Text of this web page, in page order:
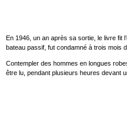
En 1946, un an après sa sortie, le livre fit
bateau passif, fut condamné à trois mois
Contempler des hommes en longues
être lu, pendant plusieurs heures devant